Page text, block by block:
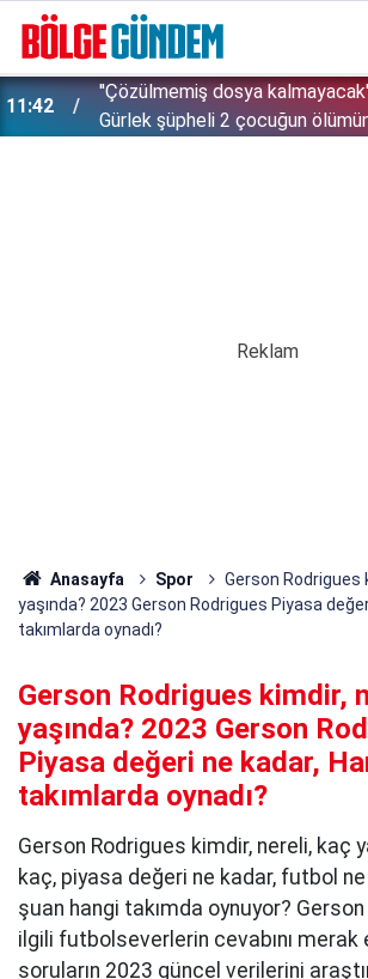
11:42
''Çözülmemiş dosya
Gürlek şüpheli 2 çocuğun
Anasayfa Spor
Gerson Rodrigues
yaşında? 2023 Gerson Rodrigues Piyasa
takımlarda oynadı?
Gerson Rodrigues kimdir,
yaşında? 2023 Gerson
Piyasa değeri ne kadar,
takımlarda oynadı?
Gerson Rodrigues kimdir, nereli, kaç
kaç, piyasa değeri ne kadar, futbol
şuan hangi takımda oynuyor?
ilgili futbolseverlerin cevabını
soruların 2023 güncel verilerini